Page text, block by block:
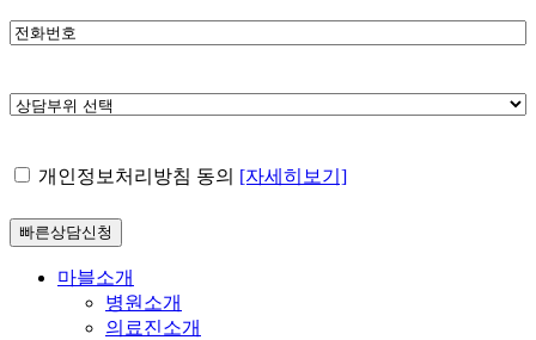
전
호
상
위
택
*
개
정
보
개인정보처리방침 동의 [자세히보기]
Close
마블소개
병원소개
의료진소개